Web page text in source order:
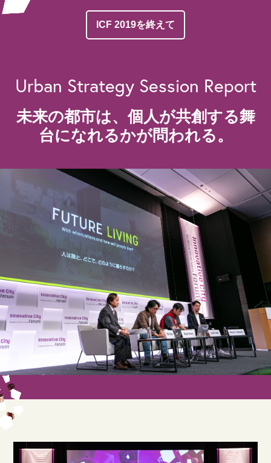
ICF 2019を終えて
Urban Strategy Session Report
未来の都市は、個人が共創する舞
台になれるかが問われる。